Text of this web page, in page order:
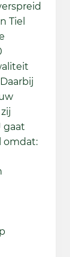
Tiel
gaat
omdat: